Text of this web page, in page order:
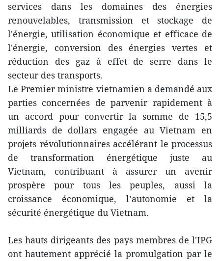
services dans les domaines des énergies
renouvelables, transmission et stockage de
l'énergie, utilisation économique et efficace de
l'énergie, conversion des énergies vertes et
réduction des gaz à effet de serre dans le
secteur des transports.
Le Premier ministre vietnamien a demandé aux
parties concernées de parvenir rapidement à
un accord pour convertir la somme de 15,5
milliards de dollars engagée au Vietnam en
projets révolutionnaires accélérant le processus
de transformation énergétique juste au
Vietnam, contribuant à assurer un avenir
prospère pour tous les peuples, aussi la
croissance économique, l’autonomie et la
sécurité énergétique du Vietnam.
Les hauts dirigeants des pays membres de l'IPG
ont hautement apprécié la promulgation par le